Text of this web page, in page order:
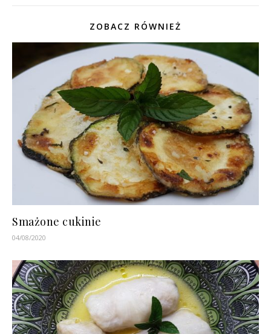
ZOBACZ RÓWNIEŻ
Smażone cukinie
04/08/2020